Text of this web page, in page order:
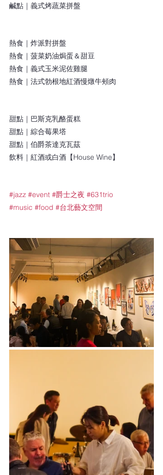
鹹點｜義式烤蔬菜拼盤
熱食｜炸派對拼盤
熱食｜菠菜奶油焗蛋＆甜豆
熱食｜義式玉米泥佐雞腿
熱食｜法式勃根地紅酒慢燉牛頰肉
甜點｜巴斯克乳酪蛋糕
甜點｜綜合莓果塔
甜點｜伯爵茶達克瓦茲
飲料｜紅酒或白酒【House Wine】
#jazz #event #爵士之夜 #631trio
#music #food #台北藝文空間